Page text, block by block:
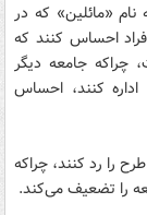
«مائلین» که در
احساس کنند که
چراکه جامعه دیگر
کنند، احساس
را رد کنند، چراکه
را تضعیف می‌کند.